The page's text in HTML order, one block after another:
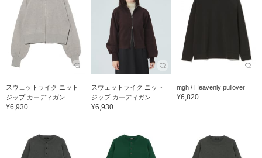
スウェットライク ニット
ジップ カーディガン
¥6,930
スウェットライク ニット
ジップ カーディガン
¥6,930
mgh / Heavenly pullover
¥6,820